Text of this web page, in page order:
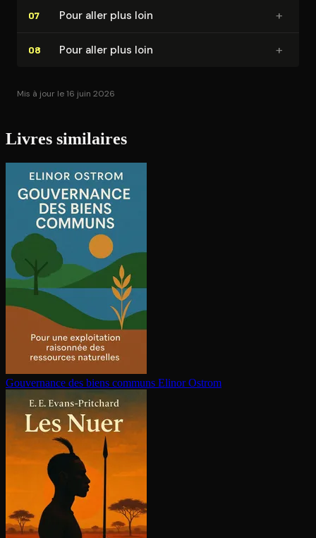
07 Pour aller plus loin +
08 Pour aller plus loin +
Mis à jour le 16 juin 2026
Livres similaires
Gouvernance des biens communs Elinor Ostrom